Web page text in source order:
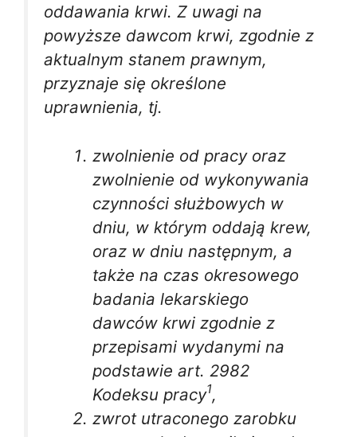
oddawania krwi. Z uwagi na
powyższe dawcom krwi, zgodnie z
aktualnym stanem prawnym,
przyznaje się określone
uprawnienia, tj.
zwolnienie od pracy oraz
zwolnienie od wykonywania
czynności służbowych w
dniu, w którym oddają krew,
oraz w dniu następnym, a
także na czas okresowego
badania lekarskiego
dawców krwi zgodnie z
przepisami wydanymi na
podstawie art. 2982
Kodeksu pracy1,
zwrot utraconego zarobku